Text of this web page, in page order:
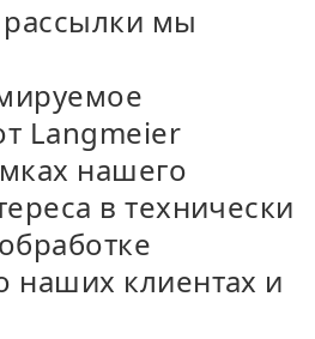
мы
Langmeier
нашего
в технически
наших клиентах и